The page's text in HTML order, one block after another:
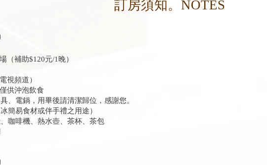
訂房須知。NOTES
（補助$120元/1晚）
視頻道）
供沖泡飲食
電鍋，用畢後請清潔歸位，感謝您。
易食材或伴手禮之用途）
咖啡機、熱水壺、茶杯、茶包